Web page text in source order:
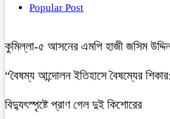
Popular Post
কুমিল্লা-৫ আসনের এমপি হাজী জসিম
“বৈষম্য আন্দোলন ইতিহাসে বৈষম্যের
বিদ্যুৎস্পৃষ্টে প্রাণ গেল দুই কিশোরের